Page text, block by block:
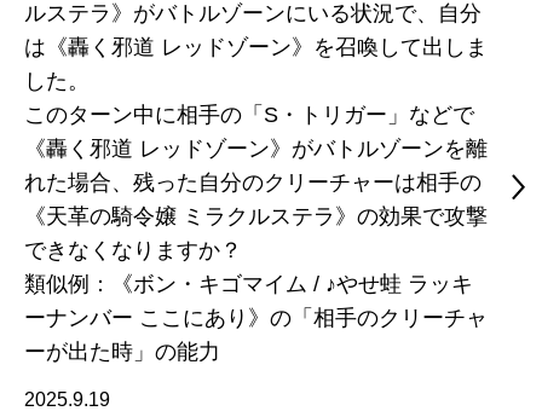
ルステラ》がバトルゾーンにいる状況で、自分
は《轟く邪道 レッドゾーン》を召喚して出しま
した。
このターン中に相手の「S・トリガー」などで
《轟く邪道 レッドゾーン》がバトルゾーンを離
れた場合、残った自分のクリーチャーは相手の
《天革の騎令嬢 ミラクルステラ》の効果で攻撃
できなくなりますか？
類似例：《ボン・キゴマイム / ♪やせ蛙 ラッキ
ーナンバー ここにあり》の「相手のクリーチャ
ーが出た時」の能力
2025.9.19